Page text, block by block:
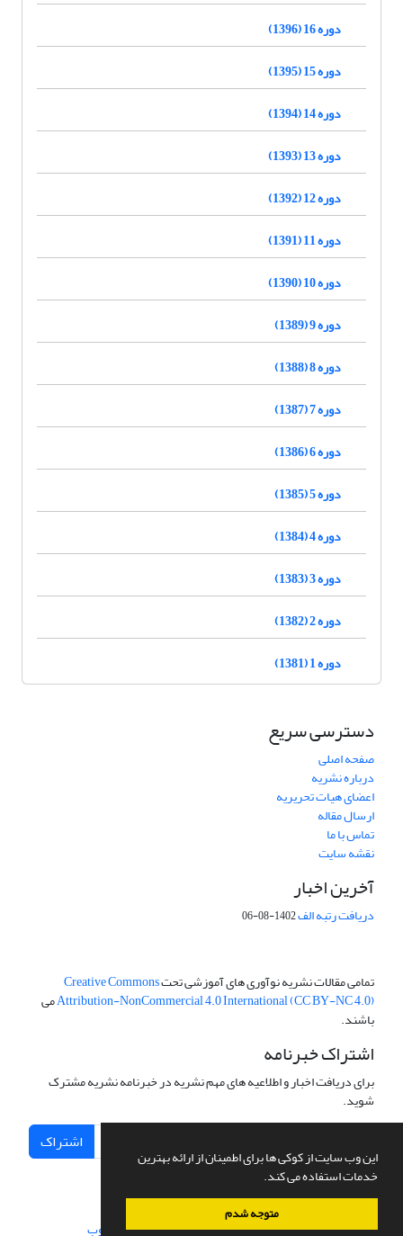
این وب سایت از کوکی ها برای اطمینان از ارائه بهترین
خدمات استفاده می کند.
متوجه شدم
دوره 16 (1396)
دوره 15 (1395)
دوره 14 (1394)
دوره 13 (1393)
دوره 12 (1392)
دوره 11 (1391)
دوره 10 (1390)
دوره 9 (1389)
دوره 8 (1388)
دوره 7 (1387)
دوره 6 (1386)
دوره 5 (1385)
دوره 4 (1384)
دوره 3 (1383)
دوره 2 (1382)
دوره 1 (1381)
دسترسی سریع
صفحه اصلی
درباره نشریه
اعضای هیات تحریریه
ارسال مقاله
تماس با ما
نقشه سایت
آخرین اخبار
دریافت رتبه الف1402-08-06
تمامی مقالات نشریه نوآوری های آموزشی تحتCreative Commons
Attribution-NonCommercial 4.0 International (CC BY-NC 4.0)می
باشند.
اشتراک خبرنامه
برای دریافت اخبار و اطلاعیه های مهم نشریه در خبرنامه نشریه مشترک
شوید.
اشتراک
سامانه مدیریت نشریات علمی.طراحی و پیاده سازی از سیناوب